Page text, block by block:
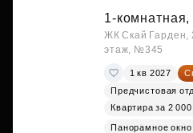
1-комнатная,
ЖК Скай Гарден,
этаж, №345
1 кв 2027
Предчистовая
Квартира за 2
Панорамное окно